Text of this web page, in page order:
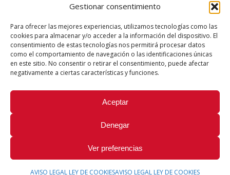
Gestionar consentimiento
Para ofrecer las mejores experiencias, utilizamos tecnologías como las
cookies para almacenar y/o acceder a la información del dispositivo. El
consentimiento de estas tecnologías nos permitirá procesar datos
como el comportamiento de navegación o las identificaciones únicas
en este sitio. No consentir o retirar el consentimiento, puede afectar
negativamente a ciertas características y funciones.
Aceptar
Denegar
Ver preferencias
AVISO LEGAL LEY DE COOKIESAVISO LEGAL LEY DE COOKIES
Twitter @ugtpolicialocal
www.policialocalugt.es
Did you like this article? Share it with your friends!